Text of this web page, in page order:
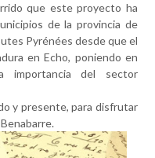
que este proyecto ha
de la provincia de
Pyrénées desde que el
en Echo, poniendo en
importancia del sector
y presente, para disfrutar